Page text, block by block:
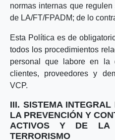
normas internas que
de LA/FT/FPADM; de lo
Esta Política es de
todos los procedimientos
personal que labore en la
clientes, proveedores y
VCP.
III. SISTEMA
LA PREVENCIÓN Y
ACTIVOS Y DE LA
TERRORISMO